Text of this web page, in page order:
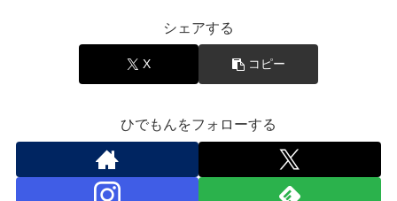
シェアする
X コピー
ひでもんをフォローする